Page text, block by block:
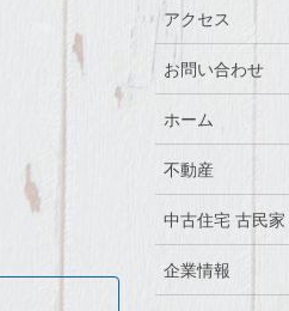
アクセス
お問い合わせ
ホーム
不動産
中古住宅 古民
企業情報